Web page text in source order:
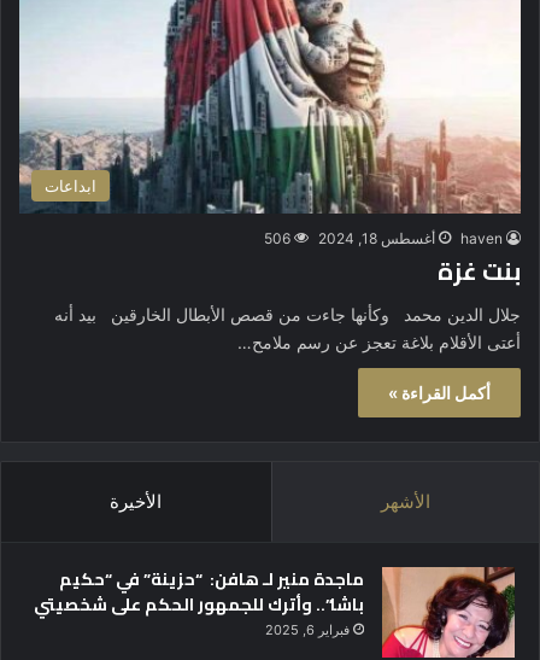
ابداعات
haven أغسطس 18, 2024 506
بنت غزة
جلال الدين محمد وكأنها جاءت من قصص الأبطال الخارقين بيد أنه
أعتى الأقلام بلاغة تعجز عن رسم ملامح…
أكمل القراءة »
الأشهر الأخيرة
ماجدة منير لـ هافن: “حزينة” في “حكيم
باشا”.. وأترك للجمهور الحكم على شخصيتي
فبراير 6, 2025